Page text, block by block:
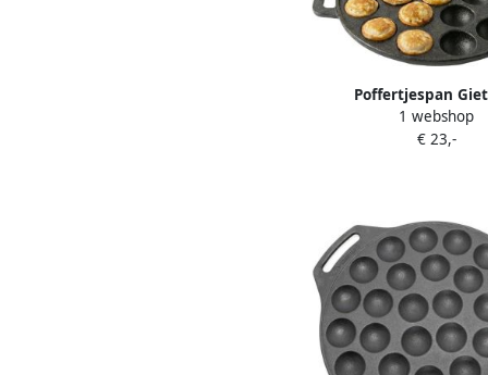
Poffertjespan
Koekenpan Poffertjes
Voor 15 Poffertjes Ø 24
1 webshop
€ 23,-